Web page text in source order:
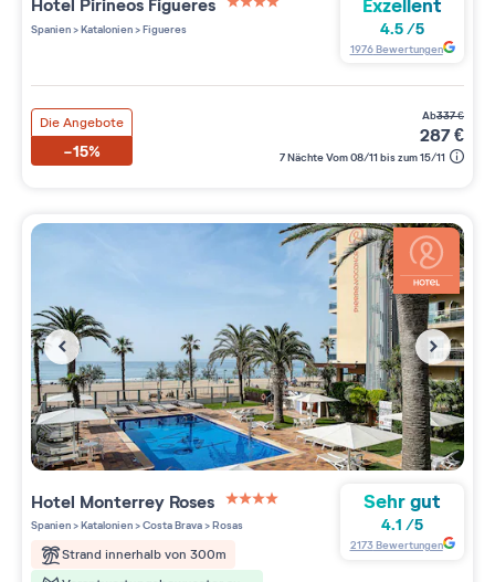
Hotel Pirineos Figueres
Spanien>Katalonien>Figueres
Exzellent
4.5/5
1976Bewertungen
Die Angebote
-15%
ab337€
287€
7 Nächte Vom 08/11 bis zum 15/11
Hotel Monterrey Roses
4 étoiles sur 5
Spanien>Katalonien>Costa Brava>Rosas
Strand innerhalb von 300m
Sehr gut
4.1 /5
2173Bewertungen